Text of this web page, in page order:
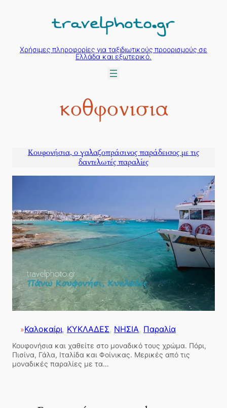
περιεχόμενο
Χρήσιμες πληροφορίες για ταξιδιωτικούς προορισμούς σε
Ελλάδα και εξωτερικό.
κοθφονισια
Κουφονήσια, ο γαλαζοπράσινος παράδεισος με τις
δαντελωτές παραλίες
»Καλοκαίρι, ΚΥΚΛΑΔΕΣ, ΝΗΣΙΑ, Παραλία
Κουφονήσια και χαθείτε στο μοναδικό τους χρώμα. Πόρι,
Πισίνα, Γάλα, Ιταλίδα και Φοίνικας. Μερικές από τις
μοναδικές παραλίες με τα…